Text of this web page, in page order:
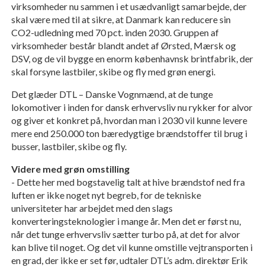
virksomheder nu sammen i et usædvanligt samarbejde, der
skal være med til at sikre, at Danmark kan reducere sin
CO2-udledning med 70 pct. inden 2030. Gruppen af
virksomheder består blandt andet af Ørsted, Mærsk og
DSV, og de vil bygge en enorm københavnsk brintfabrik, der
skal forsyne lastbiler, skibe og fly med grøn energi.
Det glæder DTL – Danske Vognmænd, at de tunge
lokomotiver i inden for dansk erhvervsliv nu rykker for alvor
og giver et konkret på, hvordan man i 2030 vil kunne levere
mere end 250.000 ton bæredygtige brændstoffer til brug i
busser, lastbiler, skibe og fly.
Videre med grøn omstilling
- Dette her med bogstavelig talt at hive brændstof ned fra
luften er ikke noget nyt begreb, for de tekniske
universiteter har arbejdet med den slags
konverteringsteknologier i mange år. Men det er først nu,
når det tunge erhvervsliv sætter turbo på, at det for alvor
kan blive til noget. Og det vil kunne omstille vejtransporten i
en grad, der ikke er set før, udtaler DTL’s adm. direktør Erik